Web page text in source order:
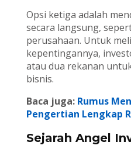
Opsi ketiga adalah
secara langsung,
perusahaan. Untuk
kepentingannya,
atau dua rekanan
bisnis.
Baca juga: Rumus
Pengertian Lengkap
Sejarah Angel